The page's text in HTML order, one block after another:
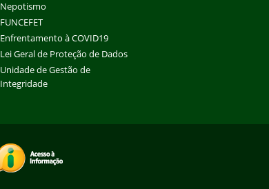
Nepotismo
FUNCEFET
Enfrentamento à COVID19
Lei Geral de Proteção de Dados
Unidade de Gestão de
Integridade